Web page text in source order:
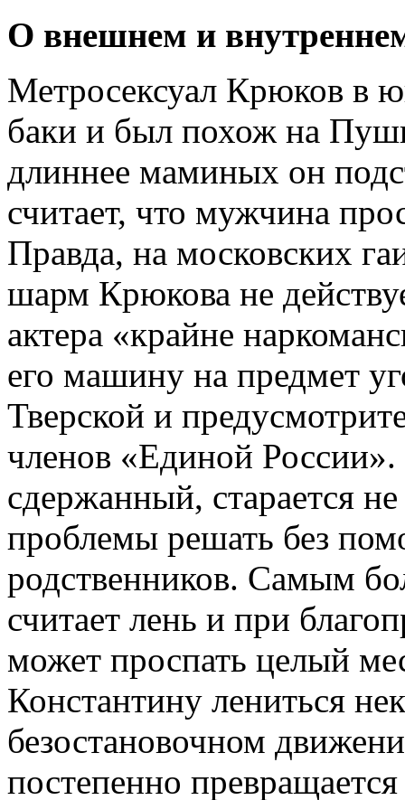
О внешнем и
Метросексуал Крюков в
баки и был похож на
длиннее маминых он
считает, что мужчина
Правда, на московских
шарм Крюкова не
актера «крайне
его машину на предмет
Тверской и
членов «Единой
сдержанный, старается
проблемы решать без
родственников. Самым
считает лень и при
может проспать целый
Константину лениться
безостановочном
постепенно